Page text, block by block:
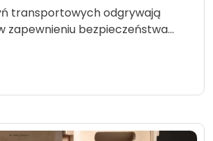
transportowych odgrywają
zapewnieniu bezpieczeństwa…